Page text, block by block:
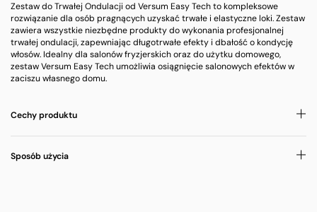
Zestaw do Trwałej Ondulacji od Versum Easy Tech to kompleksowe
rozwiązanie dla osób pragnących uzyskać trwałe i elastyczne loki. Zestaw
zawiera wszystkie niezbędne produkty do wykonania profesjonalnej
trwałej ondulacji, zapewniając długotrwałe efekty i dbałość o kondycję
włosów. Idealny dla salonów fryzjerskich oraz do użytku domowego,
zestaw Versum Easy Tech umożliwia osiągnięcie salonowych efektów w
zaciszu własnego domu.
Cechy produktu
Sposób użycia